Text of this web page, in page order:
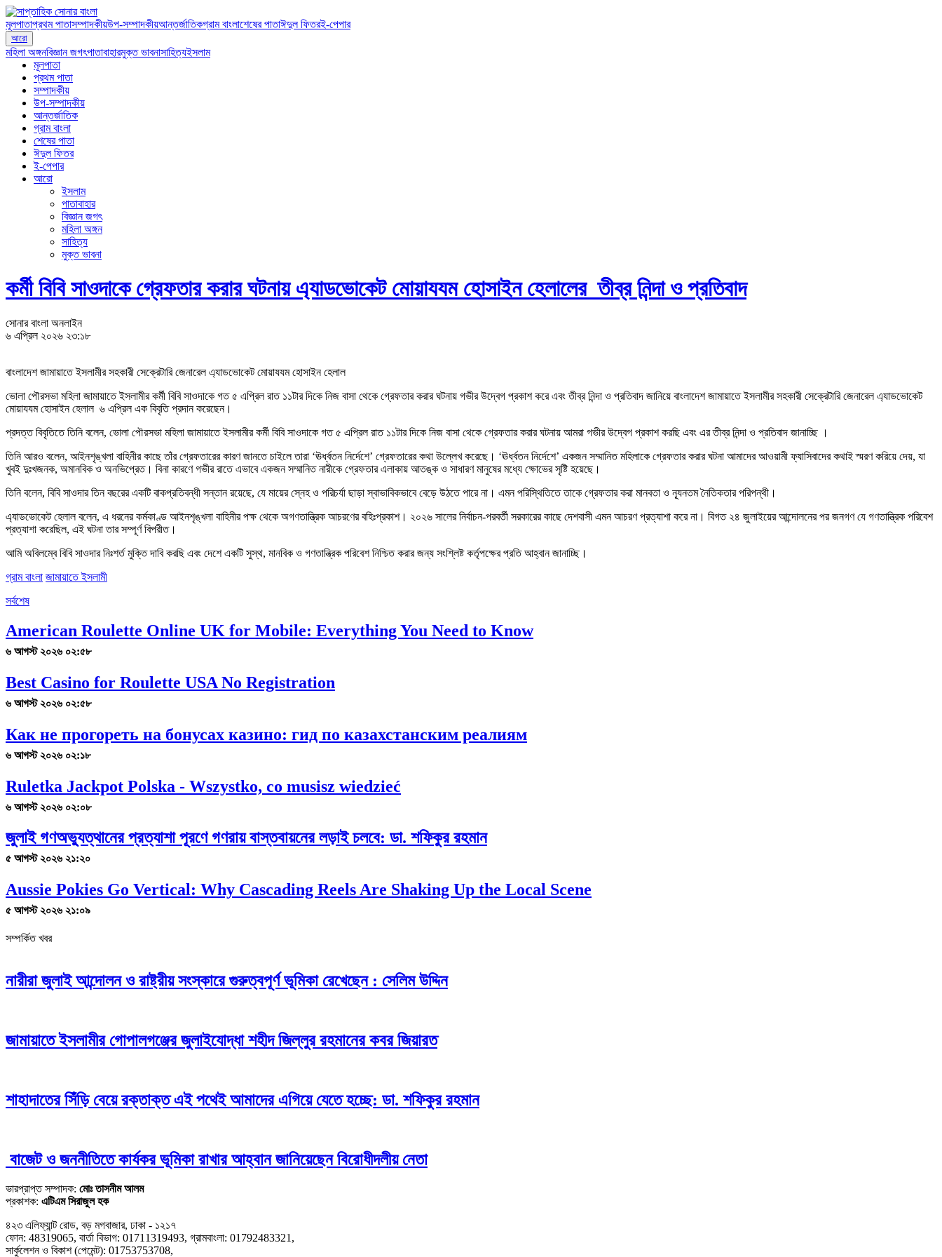
মূলপাতাপ্রথম পাতাসম্পাদকীয়উপ-সম্পাদকীয়আন্তর্জাতিকগ্রাম বাংলাশেষের পাতাঈদুল ফিতরই-পেপার
আরো
মহিলা অঙ্গনবিজ্ঞান জগৎপাতাবাহারমুক্ত ভাবনাসাহিত্যইসলাম
মূলপাতা
প্রথম পাতা
সম্পাদকীয়
উপ-সম্পাদকীয়
আন্তর্জাতিক
গ্রাম বাংলা
শেষের পাতা
ঈদুল ফিতর
ই-পেপার
আরো
ইসলাম
পাতাবাহার
বিজ্ঞান জগৎ
মহিলা অঙ্গন
সাহিত্য
মুক্ত ভাবনা
কর্মী বিবি সাওদাকে গ্রেফতার করার ঘটনায় এ্যাডভোকেট মোয়াযযম হোসাইন হেলালের তীব্র নিন্দা ও প্রতিবাদ
সোনার বাংলা অনলাইন
৬ এপ্রিল ২০২৬ ২৩:১৮
বাংলাদেশ জামায়াতে ইসলামীর সহকারী সেক্রেটারি জেনারেল এ্যাডভোকেট মোয়াযযম হোসাইন হেলাল
ভোলা পৌরসভা মহিলা জামায়াতে ইসলামীর কর্মী বিবি সাওদাকে গত ৫ এপ্রিল রাত ১১টার দিকে নিজ বাসা থেকে গ্রেফতার করার ঘটনায় গভীর উদ্বেগ প্রকাশ করে এবং তীব্র নিন্দা ও প্রতিবাদ জানিয়ে বাংলাদেশ জামায়াতে ইসলামীর সহকারী সেক্রেটারি জেনারেল এ্যাডভোকেট
মোয়াযযম হোসাইন হেলাল ৬ এপ্রিল এক বিবৃতি প্রদান করেছেন।
প্রদত্ত বিবৃতিতে তিনি বলেন, ভোলা পৌরসভা মহিলা জামায়াতে ইসলামীর কর্মী বিবি সাওদাকে গত ৫ এপ্রিল রাত ১১টার দিকে নিজ বাসা থেকে গ্রেফতার করার ঘটনায় আমরা গভীর উদ্বেগ প্রকাশ করছি এবং এর তীব্র নিন্দা ও প্রতিবাদ জানাচ্ছি ।
তিনি আরও বলেন, আইনশৃঙ্খলা বাহিনীর কাছে তাঁর গ্রেফতারের কারণ জানতে চাইলে তারা ‘ঊর্ধ্বতন নির্দেশে’ গ্রেফতারের কথা উল্লেখ করেছে। ‘ঊর্ধ্বতন নির্দেশে’ একজন সম্মানিত মহিলাকে গ্রেফতার করার ঘটনা আমাদের আওয়ামী ফ্যাসিবাদের কথাই স্মরণ করিয়ে দেয়, যা
খুবই দুঃখজনক, অমানবিক ও অনভিপ্রেত। বিনা কারণে গভীর রাতে এভাবে একজন সম্মানিত নারীকে গ্রেফতার এলাকায় আতঙ্ক ও সাধারণ মানুষের মধ্যে ক্ষোভের সৃষ্টি হয়েছে।
তিনি বলেন, বিবি সাওদার তিন বছরের একটি বাকপ্রতিবন্ধী সন্তান রয়েছে, যে মায়ের স্নেহ ও পরিচর্যা ছাড়া স্বাভাবিকভাবে বেড়ে উঠতে পারে না। এমন পরিস্থিতিতে তাকে গ্রেফতার করা মানবতা ও ন্যূনতম নৈতিকতার পরিপন্থী।
এ্যাডভোকেট হেলাল বলেন, এ ধরনের কর্মকাণ্ড আইনশৃঙ্খলা বাহিনীর পক্ষ থেকে অগণতান্ত্রিক আচরণের বহিঃপ্রকাশ। ২০২৬ সালের নির্বাচন-পরবর্তী সরকারের কাছে দেশবাসী এমন আচরণ প্রত্যাশা করে না। বিগত ২৪ জুলাইয়ের আন্দোলনের পর জনগণ যে গণতান্ত্রিক পরিবেশ
প্রত্যাশা করেছিল, এই ঘটনা তার সম্পূর্ণ বিপরীত।
আমি অবিলম্বে বিবি সাওদার নিঃশর্ত মুক্তি দাবি করছি এবং দেশে একটি সুস্থ, মানবিক ও গণতান্ত্রিক পরিবেশ নিশ্চিত করার জন্য সংশ্লিষ্ট কর্তৃপক্ষের প্রতি আহ্বান জানাচ্ছি।
গ্রাম বাংলা জামায়াতে ইসলামী
সর্বশেষ
American Roulette Online UK for Mobile: Everything You Need to Know
৬ আগস্ট ২০২৬ ০২:৫৮
Best Casino for Roulette USA No Registration
৬ আগস্ট ২০২৬ ০২:৫৮
Как не прогореть на бонусах казино: гид по казахстанским реалиям
৬ আগস্ট ২০২৬ ০২:১৮
Ruletka Jackpot Polska - Wszystko, co musisz wiedzieć
৬ আগস্ট ২০২৬ ০২:০৮
জুলাই গণঅভ্যুত্থানের প্রত্যাশা পূরণে গণরায় বাস্তবায়নের লড়াই চলবে: ডা. শফিকুর রহমান
৫ আগস্ট ২০২৬ ২১:২০
Aussie Pokies Go Vertical: Why Cascading Reels Are Shaking Up the Local Scene
৫ আগস্ট ২০২৬ ২১:০৯
সম্পর্কিত খবর
নারীরা জুলাই আন্দোলন ও রাষ্ট্রীয় সংস্কারে গুরুত্বপূর্ণ ভূমিকা রেখেছেন : সেলিম উদ্দিন
জামায়াতে ইসলামীর গোপালগঞ্জের জুলাইযোদ্ধা শহীদ জিল্লুর রহমানের কবর জিয়ারত
শাহাদাতের সিঁড়ি বেয়ে রক্তাক্ত এই পথেই আমাদের এগিয়ে যেতে হচ্ছে: ডা. শফিকুর রহমান
বাজেট ও জননীতিতে কার্যকর ভূমিকা রাখার আহ্বান জানিয়েছেন বিরোধীদলীয় নেতা
ভারপ্রাপ্ত সম্পাদক: মোঃ তাসনীম আলম
প্রকাশক: এটিএম সিরাজুল হক
৪২৩ এলিফ্যান্ট রোড, বড় মগবাজার, ঢাকা - ১২১৭
ফোন: 48319065, বার্তা বিভাগ: 01711319493, গ্রামবাংলা: 01792483321,
সার্কুলেশন ও বিকাশ (পেমেন্ট): 01753753708,